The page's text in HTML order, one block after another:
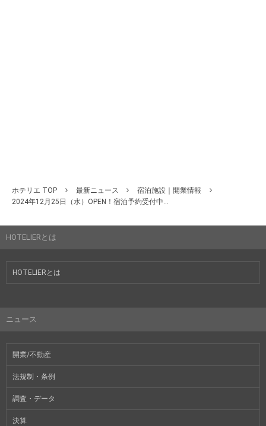
ホテリエ TOP 最新ニュース
宿泊施設｜開業情報
2024年12月25日（水）OPEN！宿泊予約受付中...
HOTELIERとは
HOTELIERとは
ニュース
開業/不動産
法規制・条例
調査・データ
決算